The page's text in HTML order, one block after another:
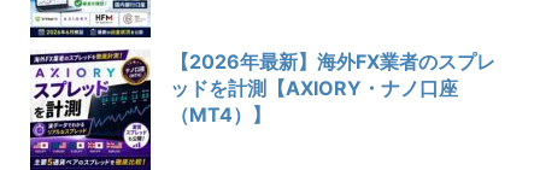
【2026年最新】海外FX業者のスプレ
ッドを計測【AXIORY・ナノ口座
（MT4）】